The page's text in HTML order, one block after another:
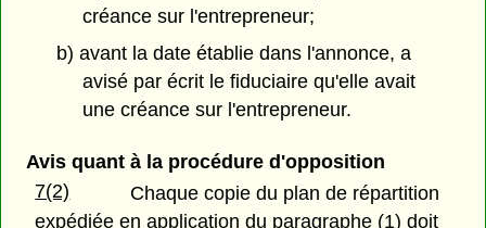
créance sur l'entrepreneur;
b) avant la date établie dans l'annonce, a
avisé par écrit le fiduciaire qu'elle avait
une créance sur l'entrepreneur.
Avis quant à la procédure d'opposition
7(2)
Chaque copie du plan de répartition
expédiée en application du paragraphe (1) doit